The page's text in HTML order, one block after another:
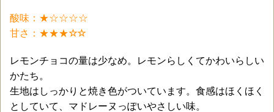
酸味：★☆☆☆☆
甘さ：★★★☆☆
レモンチョコの量は少なめ。レモンらしくてかわいらしい
かたち。
生地はしっかりと焼き色がついています。食感はほくほく
としていて、マドレーヌっぽいやさしい味。